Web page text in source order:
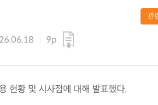
9p
관
현황 및 시사점에 대해 발표했다.